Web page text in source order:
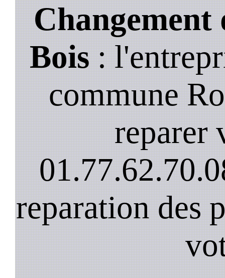
Changement
Bois:
commune
reparer
reparation des